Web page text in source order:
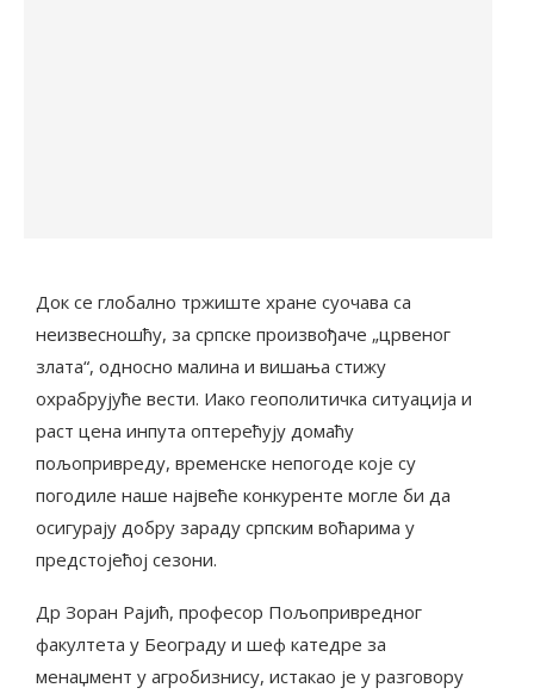
Док се глобално тржиште хране суочава са
неизвесношћу, за српске произвођаче „црвеног
злата“, односно малина и вишања стижу
охрабрујуће вести. Иако геополитичка ситуација и
раст цена инпута оптерећују домаћу
пољопривреду, временске непогоде које су
погодиле наше највеће конкуренте могле би да
осигурају добру зараду српским воћарима у
предстојећој сезони.
Др Зоран Рајић, професор Пољопривредног
факултета у Београду и шеф катедре за
менаџмент у агробизнису, истакао је у разговору